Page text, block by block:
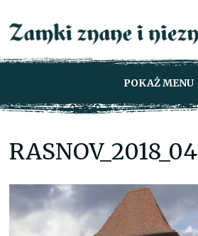
POKAŻ MENU
RASNOV_2018_04